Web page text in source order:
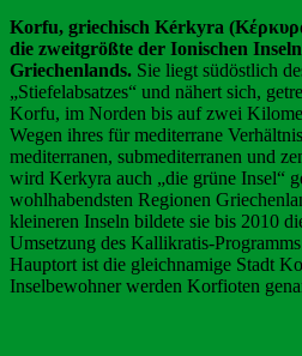
Korfu, griechisch Kérkyra
die zweitgrößte der Ionischen
Griechenlands. Sie liegt südöstlich
„Stiefelabsatzes“ und nähert sich,
Korfu, im Norden bis auf zwei
Wegen ihres für mediterrane
mediterranen, submediterranen und
wird Kerkyra auch „die grüne Insel“
wohlhabendsten Regionen
kleineren Inseln bildete sie bis 2010
Umsetzung des Kallikratis-
Hauptort ist die gleichnamige Stadt
Inselbewohner werden Korfioten